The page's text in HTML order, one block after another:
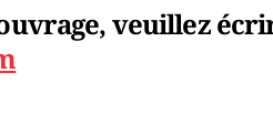
veuillez